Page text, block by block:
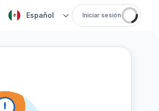
Español Iniciar sesión